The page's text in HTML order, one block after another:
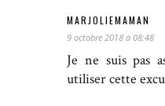
MARJOLIEMAMAN
9 octobre 2018 à 08:48
Je ne suis pas
utiliser cette